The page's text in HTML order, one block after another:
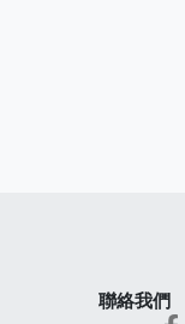
聯絡我們